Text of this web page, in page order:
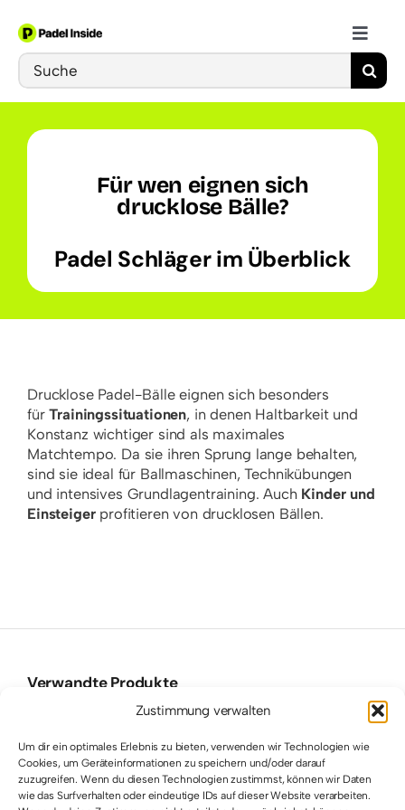
Zustimmung verwalten
Um dir ein optimales Erlebnis zu bieten, verwenden wir Technologien wie
Cookies, um Geräteinformationen zu speichern und/oder darauf
zuzugreifen. Wenn du diesen Technologien zustimmst, können wir Daten
wie das Surfverhalten oder eindeutige IDs auf dieser Website verarbeiten.
content
Toggle
Schläger
Bälle
Training
Search
for:
Für wen eignen sich
drucklose Bälle?
Padel Schläger im Überblick
Drucklose Padel-Bälle eignen sich besonders
fürTrainingssituationen, in denen Haltbarkeit und
Konstanz wichtiger sind als maximales
Matchtempo. Da sie ihren Sprung lange behalten,
sind sie ideal für Ballmaschinen, Technikübungen
und intensives Grundlagentraining. Auch Kinder und
Einsteigerprofitieren von drucklosen Bällen.
Verwandte Produkte